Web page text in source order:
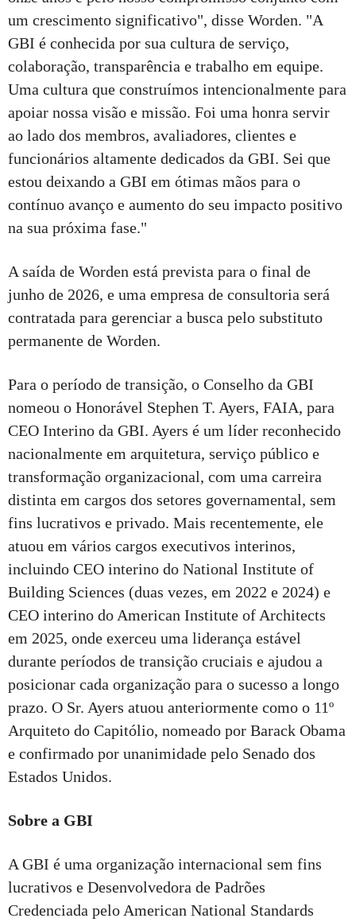
um crescimento significativo", disse Worden. "A
GBI é conhecida por sua cultura de serviço,
colaboração, transparência e trabalho em equipe.
Uma cultura que construímos intencionalmente para
apoiar nossa visão e missão. Foi uma honra servir
ao lado dos membros, avaliadores, clientes e
funcionários altamente dedicados da GBI. Sei que
estou deixando a GBI em ótimas mãos para o
contínuo avanço e aumento do seu impacto positivo
na sua próxima fase."
A saída de Worden está prevista para o final de
junho de 2026, e uma empresa de consultoria será
contratada para gerenciar a busca pelo substituto
permanente de Worden.
Para o período de transição, o Conselho da GBI
nomeou o Honorável Stephen T. Ayers, FAIA, para
CEO Interino da GBI. Ayers é um líder reconhecido
nacionalmente em arquitetura, serviço público e
transformação organizacional, com uma carreira
distinta em cargos dos setores governamental, sem
fins lucrativos e privado. Mais recentemente, ele
atuou em vários cargos executivos interinos,
incluindo CEO interino do National Institute of
Building Sciences (duas vezes, em 2022 e 2024) e
CEO interino do American Institute of Architects
em 2025, onde exerceu uma liderança estável
durante períodos de transição cruciais e ajudou a
posicionar cada organização para o sucesso a longo
prazo. O Sr. Ayers atuou anteriormente como o 11º
Arquiteto do Capitólio, nomeado por Barack Obama
e confirmado por unanimidade pelo Senado dos
Estados Unidos.
Sobre a GBI
A GBI é uma organização internacional sem fins
lucrativos e Desenvolvedora de Padrões
Credenciada pelo American National Standards